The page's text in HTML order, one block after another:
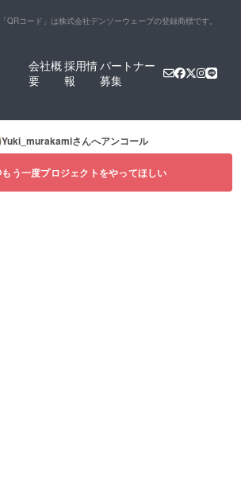
「QRコード」は株式会社デンソーウェーブの登録商標です。
会社概
要
採用情
報
パートナー
募集
Yuki_murakamiさんへアンコール
もう一度プロジェクトをやってほしい